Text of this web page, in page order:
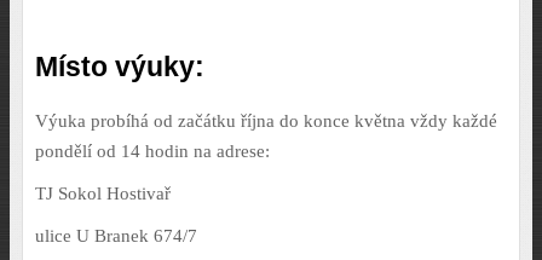
Místo výuky:
Výuka probíhá od začátku října do konce května vždy každé
pondělí od 14 hodin na adrese:
TJ Sokol Hostivař
ulice U Branek 674/7